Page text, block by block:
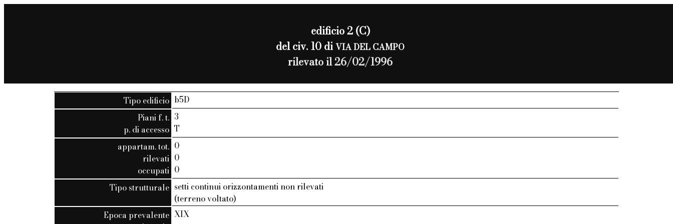
edificio 2 (C)
del civ. 10 diVIA DEL CAMPO
rilevato il 26/02/1996
Tipo edificio b5D
Piani f. t.
p. di accesso
3
T
appartam. tot.
rilevati
occupati
0
0
0
Tipo strutturale setti continui orizzontamenti non rilevati
(terreno voltato)
Epoca prevalente XIX